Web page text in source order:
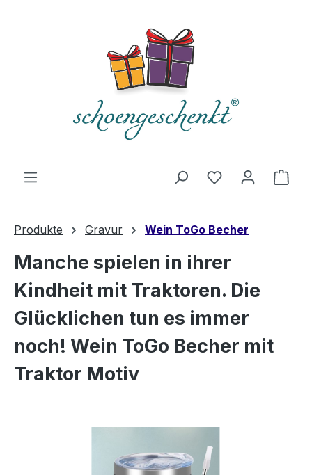
Du hast 0
Produkte Gravur Wein ToGo Becher
Manche spielen in ihrer
Kindheit mit Traktoren. Die
Glücklichen tun es immer
noch! Wein ToGo Becher mit
Traktor Motiv